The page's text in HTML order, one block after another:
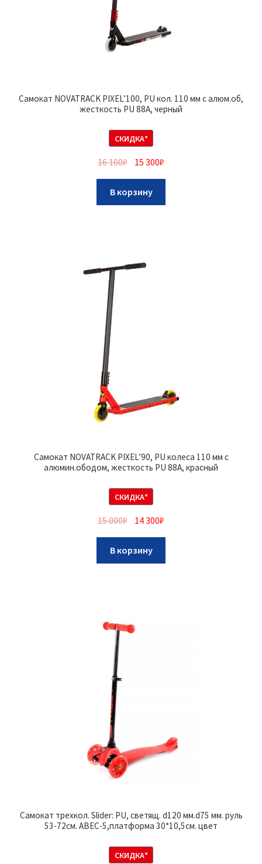
Самокат NOVATRACK PIXEL’100, PU кол. 110 мм с алюм.об,
жесткость PU 88A, черный
СКИДКА*
16 100₽ 15 300₽
В корзину
Самокат NOVATRACK PIXEL’90, PU колеса 110 мм с
алюмин.ободом, жесткость PU 88A, красный
СКИДКА*
15 000₽ 14 300₽
В корзину
Самокат трехкол. Slider: PU, светящ. d120 мм.d75 мм. руль
53-72см. ABEC-5,платформа 30*10,5см. цвет
СКИДКА*